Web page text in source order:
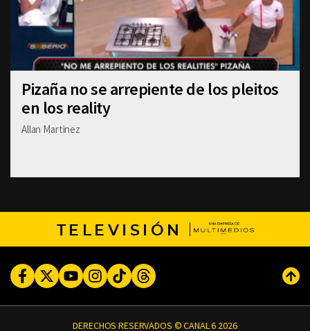
Pizaña no se arrepiente de los pleitos
en los reality
Allan Martinez
TELEVISIÓN
FacebookTwitterYoutubeInstagram
TikTokThreads
DERECHOS RESERVADOS © CANAL 6 2026